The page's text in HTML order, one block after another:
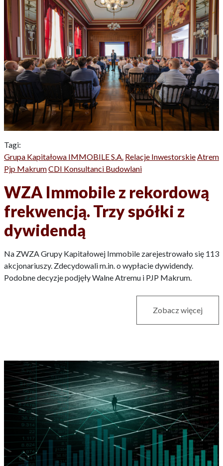
Tagi:
Grupa Kapitałowa IMMOBILE S.A. Relacje InwestorskieAtrem
Pjp MakrumCDI Konsultanci Budowlani
WZA Immobile z rekordową
frekwencją. Trzy spółki z
dywidendą
Na ZWZA Grupy Kapitałowej Immobile zarejestrowało się 113
akcjonariuszy. Zdecydowali m.in. o wypłacie dywidendy.
Podobne decyzje podjęły Walne Atremu i PJP Makrum.
Zobacz więcej